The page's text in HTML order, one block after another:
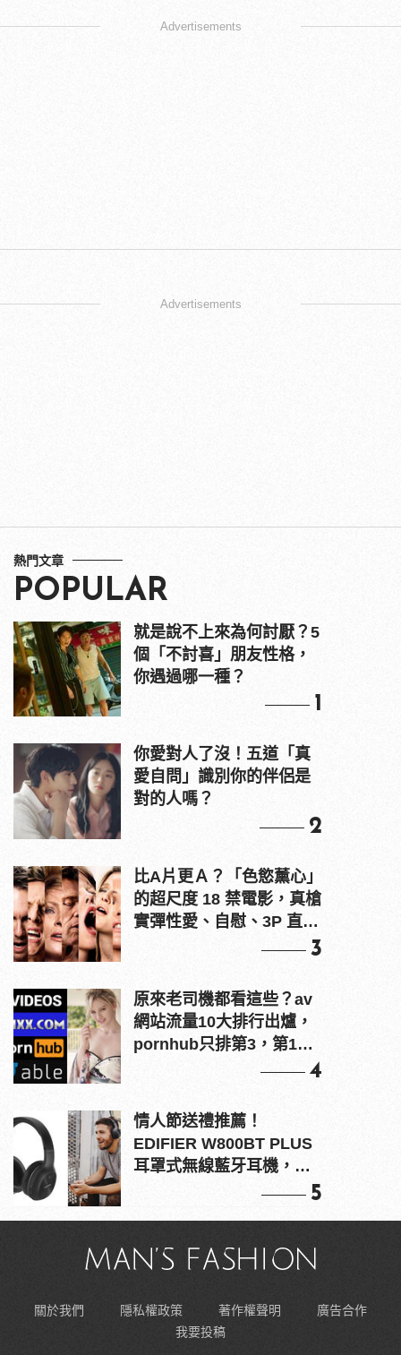
Advertisements
Advertisements
熱門文章
POPULAR
就是說不上來為何討厭？5
個「不討喜」朋友性格，
你遇過哪一種？
1
你愛對人了沒！五道「真
愛自問」識別你的伴侶是
對的人嗎？
2
比A片更Ａ？「色慾薰心」
的超尺度 18 禁電影，真槍
實彈性愛、自慰、3P 直接
3
原來老司機都看這些？av
網站流量10大排行出爐，
pornhub只排第3，第1名
4
情人節送禮推薦！
EDIFIER W800BT PLUS
耳罩式無線藍牙耳機，在
5
關於我們 隱私權政策 著作權聲明
廣告合作
我要投稿